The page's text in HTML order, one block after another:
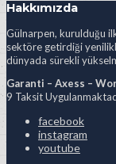
Hakkımızda
Gülnarpen, kurulduğu
sektöre getirdiği
dünyada sürekli
Garanti – Axess –
9 Taksit
facebook
instagram
youtube